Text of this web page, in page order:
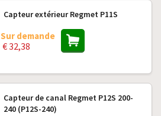
Capteur extérieur Regmet P11S
Sur demande
€ 32,38
Capteur de canal Regmet P12S 200-
240 (P12S-240)